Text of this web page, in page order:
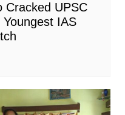
Cracked UPSC
IAS